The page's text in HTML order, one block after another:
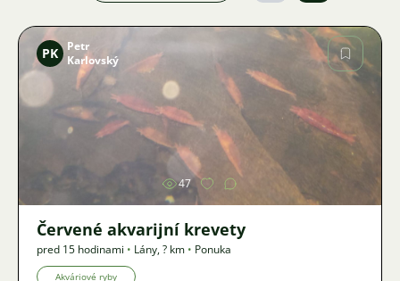
Obrázok
PK
Petr
Karlovský
47
Červené akvarijní krevety
pred 15 hodinami • Lány,? km • Ponuka
Akváriové ryby